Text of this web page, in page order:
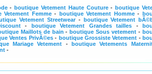
-boutique Vetement Haute Couture -boutique
Vetement Femme - boutique Vetement Homme -
Vetement Streetwear - boutique Vetement
- boutique Vetement Grandes tailles -
Maillots de bain -boutique Sous vetement -
Ventes PrivÃ©es - boutique Grossiste Vetement -
Mariage Vetement -boutique Vetements
-